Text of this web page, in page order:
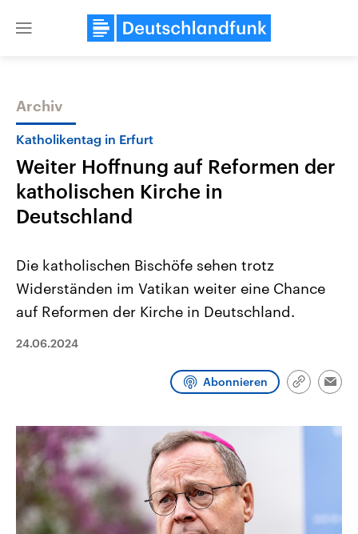
Close
Themen
2026
Alle Informationen
Sachsen-Anhalt wählt am 6.
Landtag. Seit 2021 wird das
Wahlprogramme, aktuelle Berichte
Wahl.
Aktuelle Beiträge,
Hintergründe
Wirtschaftlich und
aktuelle Weltgeschehen.
Audio-Archiv
Archiv
Katholikentag in Erfurt
Weiter Hoffnung auf Reformen der
katholischen Kirche in
Deutschland
Die katholischen Bischöfe sehen trotz
Widerständen im Vatikan weiter eine Chance
auf Reformen der Kirche in Deutschland.
24.06.2024
Abonnieren
Link